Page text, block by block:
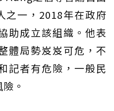
一，2018年在政府
助成立該組織。他表
體局勢岌岌可危，不
記者有危險，一般民
。